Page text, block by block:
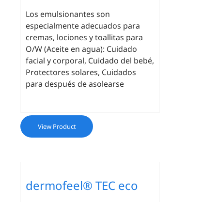
Los emulsionantes son
especialmente adecuados para
cremas, lociones y toallitas para
O/W (Aceite en agua): Cuidado
facial y corporal, Cuidado del bebé,
Protectores solares, Cuidados
para después de asolearse
View Product
dermofeel® TEC eco